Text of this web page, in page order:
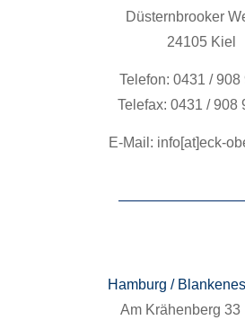
Düstern­brook­er
24105 Kiel
Tele­fon: 0431 /
Tele­fax: 0431 / 908
E‑Mail: info[at]eck-
Ham­burg /
Am Krähen­berg 33